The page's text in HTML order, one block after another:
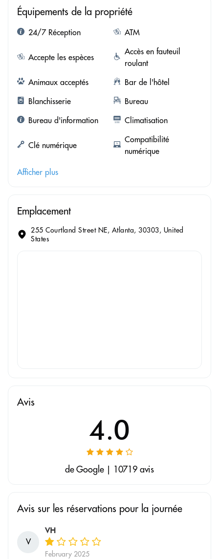
Équipements de la propriété
24/7 Réception ATM
Accepte les espèces
Accès en fauteuil
roulant
Animaux acceptés
Bar de l'hôtel
Blanchisserie
Bureau
Bureau d'information
Climatisation
Clé numérique
Compatibilité
numérique
Afficher plus
Emplacement
255 Courtland Street NE, Atlanta, 30303, United
States
Avis
4.0
de Google | 10719 avis
Avis sur les réservations pour la journée
V
VH
February 2025